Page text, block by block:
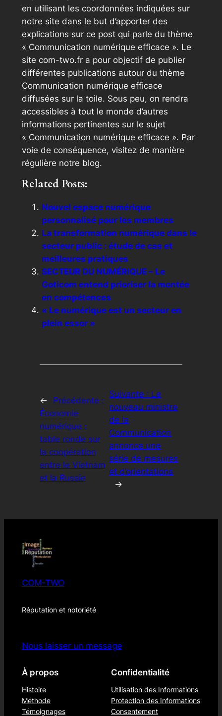
en utilisant les coordonnées indiquées sur
notre site dans le but d’apporter des
explications sur ce post qui parle du thème
« Communication numérique efficace ». Le
site com-two.fr a pour objectif de publier
différentes publications autour du thème
Communication numérique efficace
diffusées sur la toile. Sous peu, on rendra
accessibles à tout le monde d’autres
informations pertinentes sur le sujet
« Communication numérique efficace ». Par
voie de conséquence, visitez de manière
régulière notre blog.
Related Posts:
Nouvel espace numérique
personnalisé pour les membres
La transformation numérique dans le
secteur public : étude de cas et
meilleures pratiques
SECTEUR DU NUMÉRIQUE – Le
Goticom entend prioriser la montée
en compétences
« Le numérique est un secteur en
plein essor »
←
Précédente :
Économie
numérique :
table ronde sur
la coopération
entre le Vietnam
et la Russie
Suivante : Le
nouveau ministre
de la
Communication
annonce une
série de mesures
et d’orientations
→
COM-TWO
Réputation et notoriété
Nous laisser un message
À propos
Histoire
Méthode
Témoignages
Confidentialité
Utilisation des Informations
Protection des Informations
Consentement